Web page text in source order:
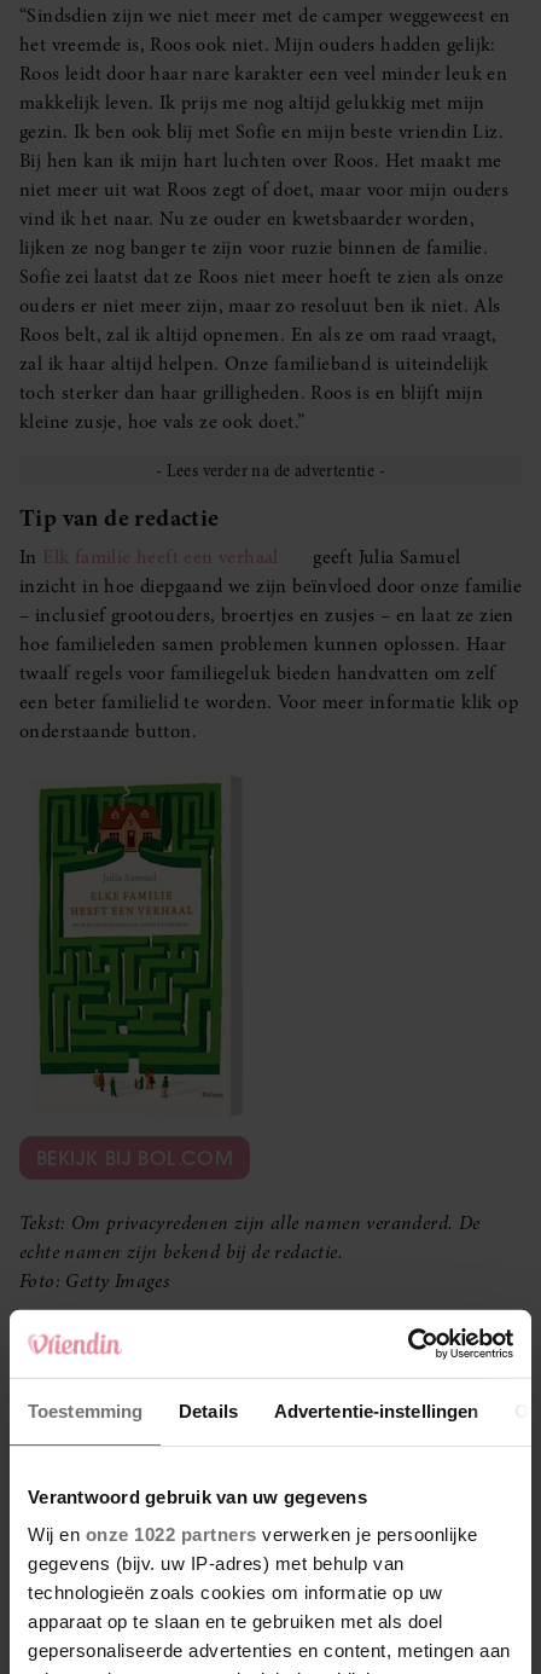
Toestemming Details Advertentie-instellingen
Verantwoord gebruik van uw gegevens
Wij en onze 1022 partners verwerken je persoonlijke
gegevens (bijv. uw IP-adres) met behulp van
technologieën zoals cookies om informatie op uw
apparaat op te slaan en te gebruiken met als doel
gepersonaliseerde advertenties en content, metingen aan
“Sindsdien zijn we niet meer met de camper weggeweest en
het vreemde is, Roos ook niet. Mijn ouders hadden gelijk:
Roos leidt door haar nare karakter een veel minder leuk en
makkelijk leven. Ik prijs me nog altijd gelukkig met mijn
gezin. Ik ben ook blij met Sofie en mijn beste vriendin Liz.
Bij hen kan ik mijn hart luchten over Roos. Het maakt me
niet meer uit wat Roos zegt of doet, maar voor mijn ouders
vind ik het naar. Nu ze ouder en kwetsbaarder worden,
lijken ze nog banger te zijn voor ruzie binnen de familie.
Sofie zei laatst dat ze Roos niet meer hoeft te zien als onze
ouders er niet meer zijn, maar zo resoluut ben ik niet. Als
Roos belt, zal ik altijd opnemen. En als ze om raad vraagt,
zal ik haar altijd helpen. Onze familieband is uiteindelijk
toch sterker dan haar grilligheden. Roos is en blijft mijn
kleine zusje, hoe vals ze ook doet.”
Tip van de redactie
In Elk familie heeft een verhaal
geeft Julia Samuel
inzicht in hoe diepgaand we zijn beïnvloed door onze familie
– inclusief grootouders, broertjes en zusjes – en laat ze zien
hoe familieleden samen problemen kunnen oplossen. Haar
twaalf regels voor familiegeluk bieden handvatten om zelf
een beter familielid te worden. Voor meer informatie klik op
onderstaande button.
BEKIJK BIJ BOL.COM
Tekst: Om privacyredenen zijn alle namen veranderd. De
echte namen zijn bekend bij de redactie.​​​​​​
Foto: Getty Images
Meer Vriendin? Volg ons op
Instagram. Je kunt
je ook aanmelden voor onze wekelijkse
Vriendin
nieuwsbrief.
Manon en Tobias gingen als vreemden met
elkaar op reis en zijn nu een stel: ‘Ik zei nog: dit
wordt niets!’